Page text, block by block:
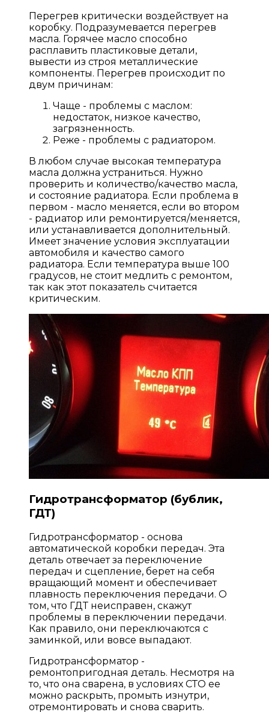
Перегрев критически воздействует на
коробку. Подразумевается перегрев
масла. Горячее масло способно
расплавить пластиковые детали,
вывести из строя металлические
компоненты. Перегрев происходит по
двум причинам:
Чаще - проблемы с маслом:
недостаток, низкое качество,
загрязненность.
Реже - проблемы с радиатором.
В любом случае высокая температура
масла должна устраниться. Нужно
проверить и количество/качество масла,
и состояние радиатора. Если проблема в
первом - масло меняется, если во втором
- радиатор или ремонтируется/меняется,
или устанавливается дополнительный.
Имеет значение условия эксплуатации
автомобиля и качество самого
радиатора. Если температура выше 100
градусов, не стоит медлить с ремонтом,
так как этот показатель считается
критическим.
Гидротрансформатор (бублик,
ГДТ)
Гидротрансформатор - основа
автоматической коробки передач. Эта
деталь отвечает за переключение
передач и сцепление, берет на себя
вращающий момент и обеспечивает
плавность переключения передачи. О
том, что ГДТ неисправен, скажут
проблемы в переключении передачи.
Как правило, они переключаются с
заминкой, или вовсе выпадают.
Гидротрансформатор -
ремонтопригодная деталь. Несмотря на
то, что она сварена, в условиях СТО ее
можно раскрыть, промыть изнутри,
отремонтировать и снова сварить.